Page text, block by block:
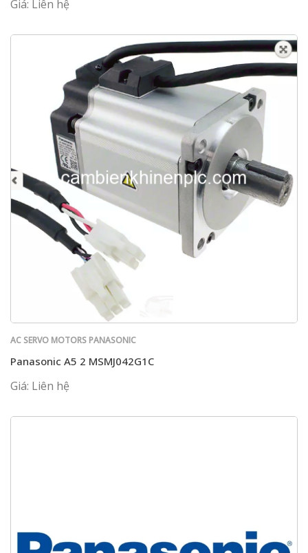
Giá: Liên hệ
AC SERVO MOTORS PANASONIC
Panasonic A5 2 MSMJ042G1C
Giá: Liên hệ